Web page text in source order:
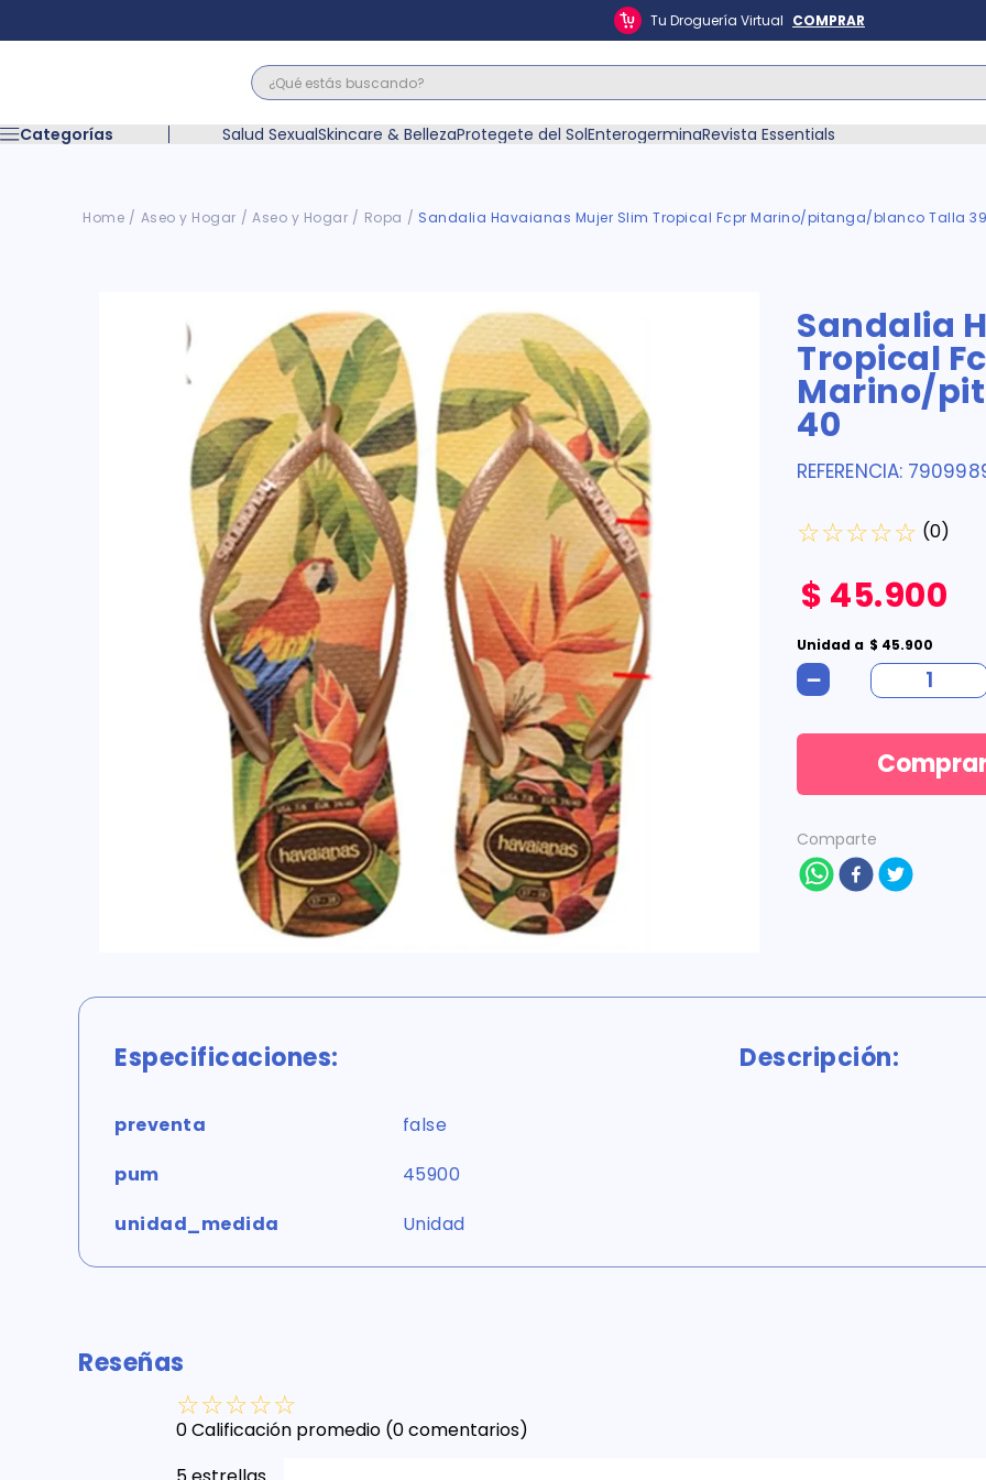
Tu Droguería Virtual COMPRAR
¿Qué estás buscando?
Categorías Salud SexualSkincare & BellezaProtegete del SolEnterogerminaRevista Essentials
Aseo y Hogar Aseo y Hogar Ropa Sandalia Havaianas Mujer Slim Tropical Fcpr Marino/pitanga/blanco Talla
Sandalia
Tropical
Marino/
40
REFERENCIA:
☆☆☆☆☆ (0)
$ 45.900
Unidad a $ 45.900
－
Comparte
Especificaciones:
preventa
false
pum
45900
unidad_medida
Unidad
Descripción:
Reseñas
☆☆☆☆☆
0 Calificación promedio (0 comentarios)
Términos Más Buscados
marimer
mounjaro
7.
8.
wegovy
9.
cyclofem
10. vitamina c